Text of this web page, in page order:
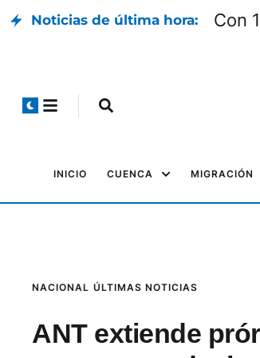
Noticias de última hora: Con
INICIO CUENCA MIGRACIÓN
NACIONAL ÚLTIMAS NOTICIAS
ANT extiende